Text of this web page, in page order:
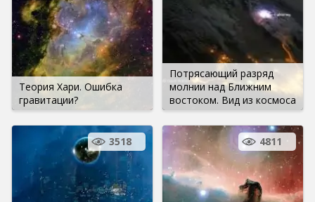
Теория Хари. Ошибка
гравитации?
Потрясающий разряд
молнии над Ближним
востоком. Вид из космоса
3518 4811